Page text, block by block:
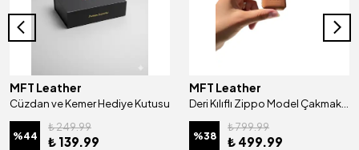
MFT Leather
Cüzdan ve Kemer Hediye Kutusu
%44
₺ 249.99
₺ 139.99
MFT Leather
%38
₺ 799.99
₺ 499.99